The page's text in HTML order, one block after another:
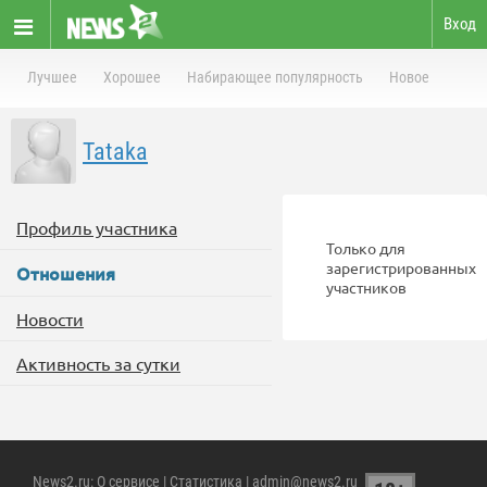
Вход
Лучшее Хорошее Набирающее популярность Новое
Tataka
Профиль участника
Отношения
Новости
Активность за сутки
Только для
зарегистрированных
участников
News2.ru: О сервисе | Статистика | admin@news2.ru